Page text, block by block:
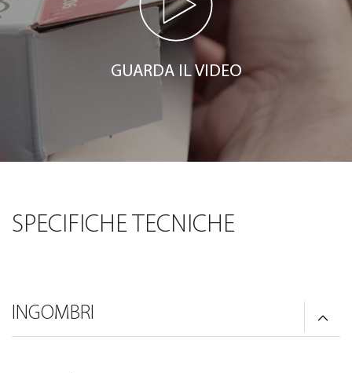
GUARDA IL VIDEO
SPECIFICHE TECNICHE
INGOMBRI